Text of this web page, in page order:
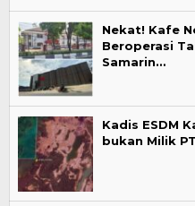
Nekat! Kafe
Beroperasi
Samarin…
Kadis ESDM
bukan Milik